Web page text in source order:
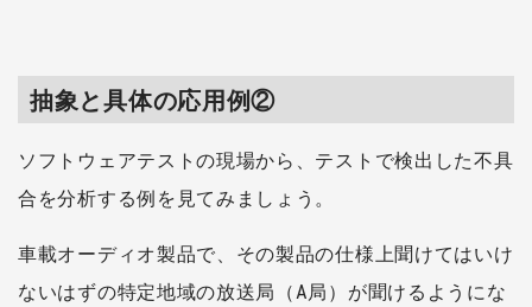
抽象と具体の応用例②
ソフトウェアテストの現場から、テストで検出した不具
合を分析する例を見てみましょう。
車載オーディオ製品で、その製品の仕様上聞けてはいけ
ないはずの特定地域の放送局（A局）が聞けるようにな